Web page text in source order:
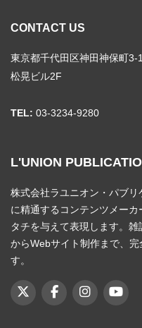
CONTACT US
東京都千代田区神田神保町3-
松晃ビル2F
TEL: 03-3234-9280
L'UNION
株式会社ラユニオン・パブ
に精通するコンテンツメー
タチを与えて表現します。
からWebサイト制作まで、
す。